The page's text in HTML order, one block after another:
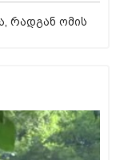
რადგან ომის